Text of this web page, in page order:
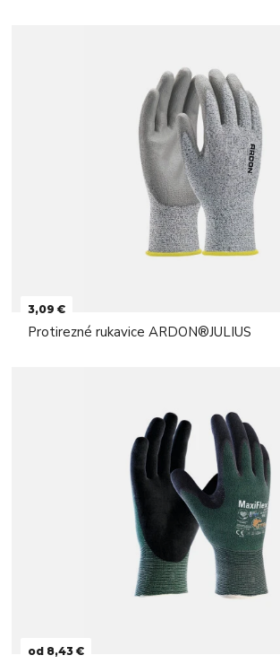
3,09 €
Protirezné rukavice ARDON®JULIUS
od 8,43 €